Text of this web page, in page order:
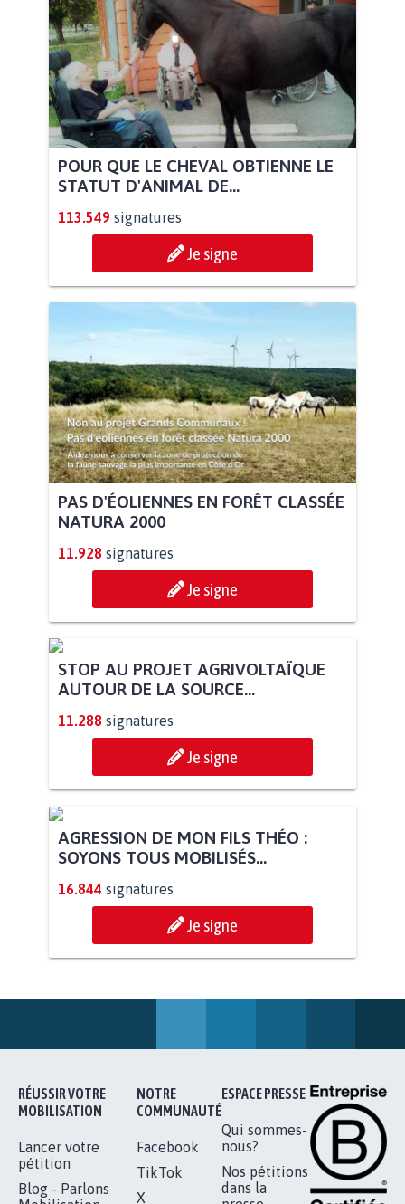
POUR QUE LE CHEVAL OBTIENNE LE
STATUT D'ANIMAL DE...
113.549 signatures
Je signe
PAS D'ÉOLIENNES EN FORÊT CLASSÉE
NATURA 2000
11.928 signatures
Je signe
STOP AU PROJET AGRIVOLTAÏQUE
AUTOUR DE LA SOURCE...
11.288 signatures
Je signe
AGRESSION DE MON FILS THÉO :
SOYONS TOUS MOBILISÉS...